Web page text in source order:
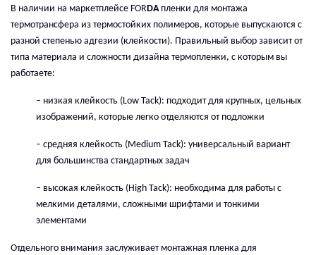
В наличии на маркетплейсе FORDA пленки для монтажа
термотрансфера из термостойких полимеров, которые выпускаются с
разной степенью адгезии (клейкости). Правильный выбор зависит от
типа материала и сложности дизайна термопленки, с которым вы
работаете:
– низкая клейкость (Low Tack): подходит для крупных, цельных
изображений, которые легко отделяются от подложки
– средняя клейкость (Medium Tack): универсальный вариант
для большинства стандартных задач
– высокая клейкость (High Tack): необходима для работы с
мелкими деталями, сложными шрифтами и тонкими
элементами
Отдельного внимания заслуживает монтажная пленка для